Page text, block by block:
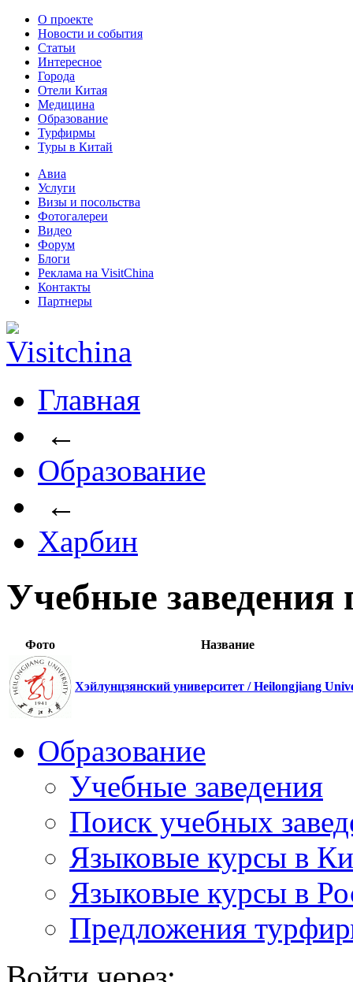
О проекте
Новости и события
Статьи
Интересное
Города
Отели Китая
Медицина
Образование
Турфирмы
Туры в Китай
Авиа
Услуги
Визы и посольства
Фотогалереи
Видео
Форум
Блоги
Реклама на VisitChina
Контакты
Партнеры
Главная
←
Образование
←
Харбин
Учебные заведения
Фото Название
Хэйлунцзянский университет / Heilongjiang
Образование
Учебные заведения
Поиск учебных
Языковые курсы в
Языковые курсы в
Предложения